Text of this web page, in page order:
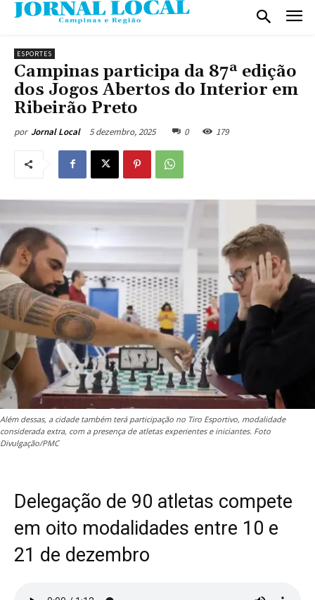
ESPORTES
Campinas participa da 87ª edição
dos Jogos Abertos do Interior em
Ribeirão Preto
por Jornal Local 5 dezembro, 2025 0 179
Além dessas, a cidade também terá participação no Tiro Esportivo, modalidade
considerada extra, com a presença de atletas experientes e iniciantes. Foto
Divulgação/PMC
Delegação de 90 atletas compete
em oito modalidades entre 10 e
21 de dezembro